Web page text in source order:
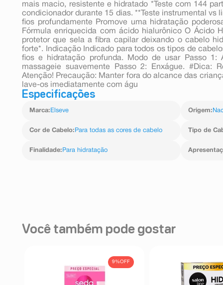
mais macio, resistente e hidratado *Teste com 144
condicionador durante 15 dias. **Teste instrumental vs
fios profundamente Promove uma hidratação
Fórmula enriquecida com ácido hialurônico O Ácido
protetor que sela a fibra capilar deixando o cabelo
forte*. Indicação Indicado para todos os tipos de
fios e hidratação profunda. Modo de usar Passo 1:
massageie suavemente Passo 2: Enxágue. #Dica:
Atenção! Precaução: Manter fora do alcance das
lave-os imediatamente com águ
Especificações
Marca: Elseve Origem:
Cor de Cabelo: Para todas as cores de cabelo Tipo de
Finalidade: Para hidratação
Você também pode gostar
9%OFF